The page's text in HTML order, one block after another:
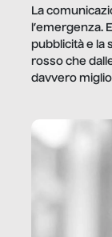
La
l’emergenza.
pubblicità e la
rosso che
davvero